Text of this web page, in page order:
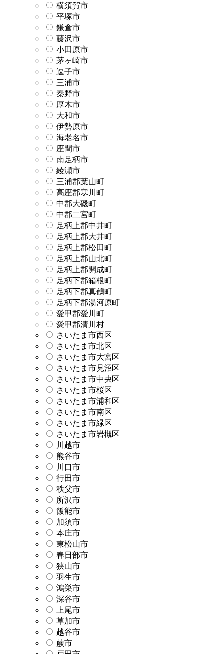
横須賀市
平塚市
鎌倉市
藤沢市
小田原市
茅ヶ崎市
逗子市
三浦市
秦野市
厚木市
大和市
伊勢原市
海老名市
座間市
南足柄市
綾瀬市
三浦郡葉山町
高座郡寒川町
中郡大磯町
中郡二宮町
足柄上郡中井町
足柄上郡大井町
足柄上郡松田町
足柄上郡山北町
足柄上郡開成町
足柄下郡箱根町
足柄下郡真鶴町
足柄下郡湯河原町
愛甲郡愛川町
愛甲郡清川村
さいたま市西区
さいたま市北区
さいたま市大宮区
さいたま市見沼区
さいたま市中央区
さいたま市桜区
さいたま市浦和区
さいたま市南区
さいたま市緑区
さいたま市岩槻区
川越市
熊谷市
川口市
行田市
秩父市
所沢市
飯能市
加須市
本庄市
東松山市
春日部市
狭山市
羽生市
鴻巣市
深谷市
上尾市
草加市
越谷市
蕨市